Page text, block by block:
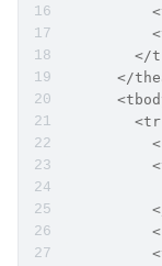
</
</